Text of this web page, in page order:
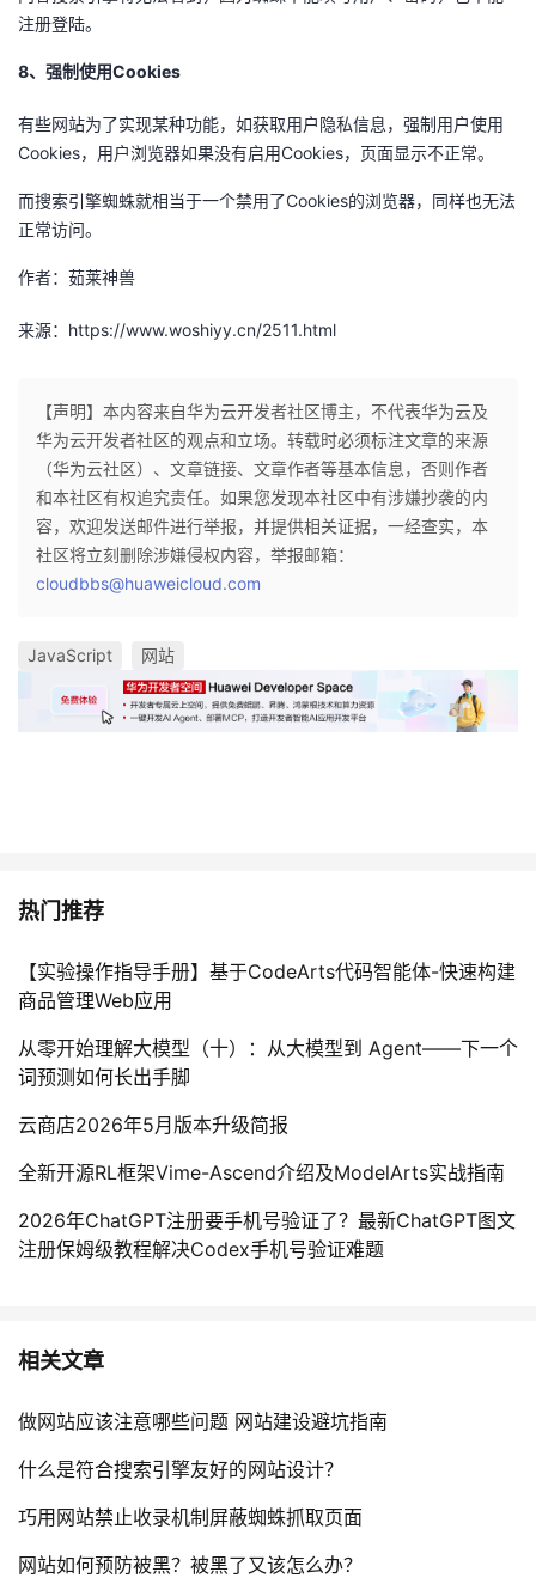
注册登陆。
8、强制使用Cookies
有些网站为了实现某种功能，如获取用户隐私信息，强制用户使用
Cookies，用户浏览器如果没有启用Cookies，页面显示不正常。
而搜索引擎蜘蛛就相当于一个禁用了Cookies的浏览器，同样也无法
正常访问。
作者：茹莱神兽
来源：https://www.woshiyy.cn/2511.html
【声明】本内容来自华为云开发者社区博主，不代表华为云及
华为云开发者社区的观点和立场。转载时必须标注文章的来源
（华为云社区）、文章链接、文章作者等基本信息，否则作者
和本社区有权追究责任。如果您发现本社区中有涉嫌抄袭的内
容，欢迎发送邮件进行举报，并提供相关证据，一经查实，本
社区将立刻删除涉嫌侵权内容，举报邮箱：
cloudbbs@huaweicloud.com
JavaScript 网站
热门推荐
【实验操作指导手册】基于CodeArts代码智能体-快速构建
商品管理Web应用
从零开始理解大模型（十）：从大模型到 Agent——下一个
词预测如何长出手脚
云商店2026年5月版本升级简报
全新开源RL框架Vime-Ascend介绍及ModelArts实战指南
2026年ChatGPT注册要手机号验证了？最新ChatGPT图文
注册保姆级教程解决Codex手机号验证难题
相关文章
做网站应该注意哪些问题 网站建设避坑指南
什么是符合搜索引擎友好的网站设计？
巧用网站禁止收录机制屏蔽蜘蛛抓取页面
网站如何预防被黑？被黑了又该怎么办？